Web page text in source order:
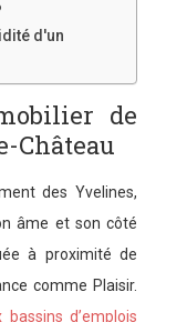
d'un
de
Château
des Yvelines,
âme et son côté
à proximité de
comme Plaisir.
d’emplois